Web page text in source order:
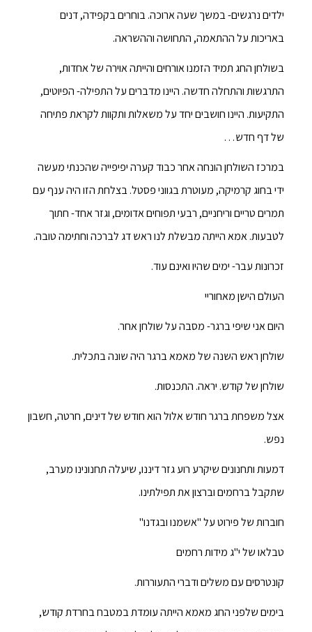
ילדים נרגשים- במשך שעה ארוכה. בוחרים בקפידה, דנים
באריכות על ההתאמה, התחושה וההשראה.
בשולחן החג תמיד הזמנו אורחים והייתה אוירה של אחדות,
התרגשות והתחלה חדשה. היינו מדברים על התפילה- הפיוטים,
התקיעות. היינו חושבים יחד על משאלות ותקוות לקראת פתיחה
של דף חדש…
במרכז השולחן הונחה אחר כבוד קערה יפיפייה שהכנתי מעשה
ידי בחוג קרמיקה, מעוטרת בגווני פסטל. בצלחת הזו היה ענף עם
תמרים טריים וריחניים, רבעי תפוחים אדומים, וגזר אחד- חתוך
לטבעות. אמא הייתה מבשלת לנו ראש דג לברכה וחתימה טובה.
זכרונות עבר- ימים שהיו ואינם עוד.
העולם הישן מאחוריי
היום אני שיפי ברגר- מסבה על שולחן אחר.
שולחן ראש השנה של מאמא ברגר היה שונה בתכלית.
שולחן של קודש. יראה. התכנסות.
אצל משפחת ברגר חודש אלול הוא חודש של דינים, חרטה, חשבון
נפש.
דמעות ותחנונים שיקרע רוע גזר דיננו, שיעלה תחנונינו מערב,
שתקבל ברחמים וברצון את תפילתינו.
חוברות של פירוט על "אשמנו ובגדנו"
טבלאו של י"ג מידות רחמים
קונטרסים עם משלים ודברי התעוררות.
בימים שלפני החג מאמא הייתה עומדת במטבח בחרדת קודש,